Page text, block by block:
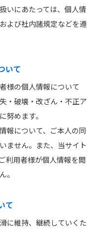
いにあたっては、個人情
よび社内諸規定などを遵
いて
様の個人情報について
・破壊・改ざん・不正ア
努めます。
報について、ご本人の同
ません。また、当サイト
利用者様が個人情報を閲
。
て
に維持、継続していくた